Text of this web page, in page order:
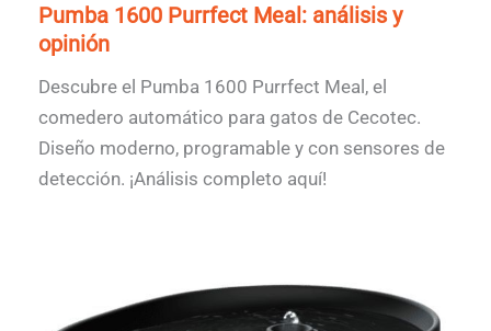
Pumba 1600 Purrfect Meal: análisis y
opinión
Descubre el Pumba 1600 Purrfect Meal, el
comedero automático para gatos de Cecotec.
Diseño moderno, programable y con sensores de
detección. ¡Análisis completo aquí!